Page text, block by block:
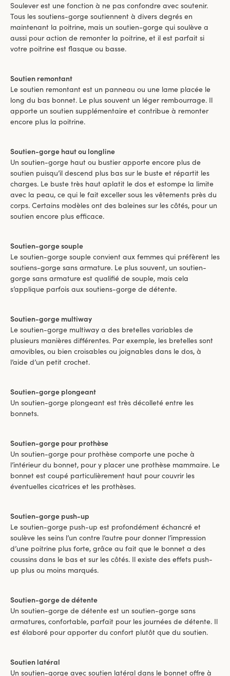
Soulever est une fonction à ne pas confondre avec soutenir.
Tous les soutiens-gorge soutiennent à divers degrés en
maintenant la poitrine, mais un soutien-gorge qui soulève a
aussi pour action de remonter la poitrine, et il est parfait si
votre poitrine est flasque ou basse.
Soutien remontant
Le soutien remontant est un panneau ou une lame placée le
long du bas bonnet. Le plus souvent un léger rembourrage. Il
apporte un soutien supplémentaire et contribue à remonter
encore plus la poitrine.
Soutien-gorge haut ou longline
Un soutien-gorge haut ou bustier apporte encore plus de
soutien puisqu’il descend plus bas sur le buste et répartit les
charges. Le buste très haut aplatit le dos et estompe la limite
avec la peau, ce qui le fait exceller sous les vêtements près du
corps. Certains modèles ont des baleines sur les côtés, pour un
soutien encore plus efficace.
Soutien-gorge souple
Le soutien-gorge souple convient aux femmes qui préfèrent les
soutiens-gorge sans armature. Le plus souvent, un soutien-
gorge sans armature est qualifié de souple, mais cela
s’applique parfois aux soutiens-gorge de détente.
Soutien-gorge multiway
Le soutien-gorge multiway a des bretelles variables de
plusieurs manières différentes. Par exemple, les bretelles sont
amovibles, ou bien croisables ou joignables dans le dos, à
l’aide d’un petit crochet.
Soutien-gorge plongeant
Un soutien-gorge plongeant est très décolleté entre les
bonnets.
Soutien-gorge pour prothèse
Un soutien-gorge pour prothèse comporte une poche à
l’intérieur du bonnet, pour y placer une prothèse mammaire. Le
bonnet est coupé particulièrement haut pour couvrir les
éventuelles cicatrices et les prothèses.
Soutien-gorge push-up
Le soutien-gorge push-up est profondément échancré et
soulève les seins l’un contre l’autre pour donner l’impression
d’une poitrine plus forte, grâce au fait que le bonnet a des
coussins dans le bas et sur les côtés. Il existe des effets push-
up plus ou moins marqués.
Soutien-gorge de détente
Un soutien-gorge de détente est un soutien-gorge sans
armatures, confortable, parfait pour les journées de détente. Il
est élaboré pour apporter du confort plutôt que du soutien.
Soutien latéral
Un soutien-gorge avec soutien latéral dans le bonnet offre à